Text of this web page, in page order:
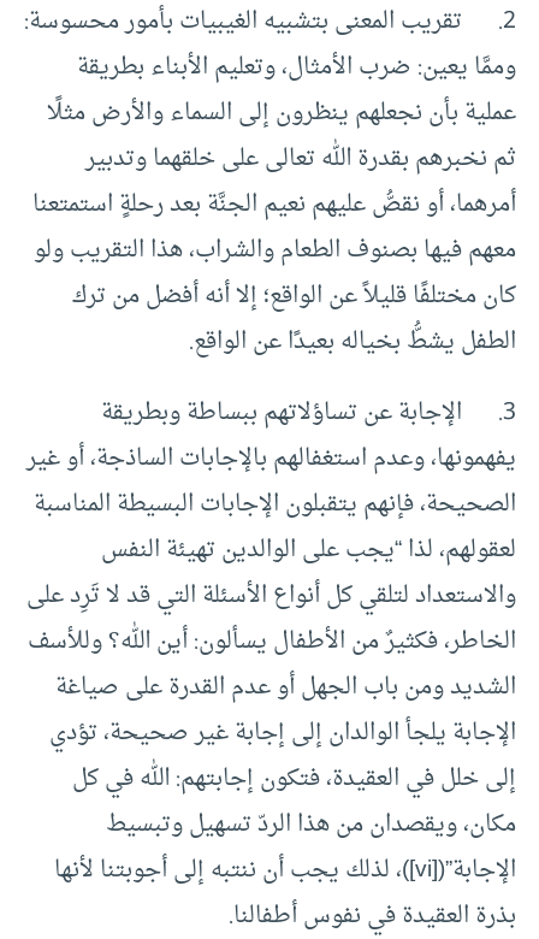
2. تقريب المعنى بتشبيه الغيبيات بأمور محسوسة:
وممَّا يعين: ضرب الأمثال، وتعليم الأبناء بطريقة
عملية بأن نجعلهم ينظرون إلى السماء والأرض مثلًا
ثم نخبرهم بقدرة الله تعالى على خلقهما وتدبير
أمرهما، أو نقصُّ عليهم نعيم الجنَّة بعد رحلةٍ استمتعنا
معهم فيها بصنوف الطعام والشراب، هذا التقريب ولو
كان مختلفًا قليلاً عن الواقع؛ إلا أنه أفضل من ترك
الطفل يشطُّ بخياله بعيدًا عن الواقع.
3. الإجابة عن تساؤلاتهم ببساطة وبطريقة
يفهمونها، وعدم استغفالهم بالإجابات الساذجة، أو غير
الصحيحة، فإنهم يتقبلون الإجابات البسيطة المناسبة
لعقولهم، لذا “يجب على الوالدين تهيئة النفس
والاستعداد لتلقي كل أنواع الأسئلة التي قد لا تَرِد على
الخاطر، فكثيرٌ من الأطفال يسألون: أين الله؟ وللأسف
الشديد ومن باب الجهل أو عدم القدرة على صياغة
الإجابة يلجأ الوالدان إلى إجابة غير صحيحة، تؤدي
إلى خلل في العقيدة، فتكون إجابتهم: الله في كل
مكان، ويقصدان من هذا الردّ تسهيل وتبسيط
الإجابة”([vi])، لذلك يجب أن ننتبه إلى أجوبتنا لأنها
بذرة العقيدة في نفوس أطفالنا.